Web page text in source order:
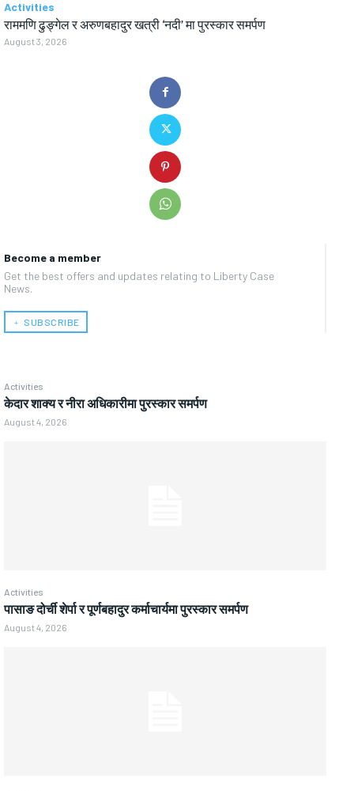
Become a member
Get the best offers and updates relating to Liberty Case
News.
﹢ SUBSCRIBE
Activities
केदार शाक्य र नीरा अधिकारीमा पुरस्कार समर्पण
August 4, 2026
Activities
पासाङ दोर्ची शेर्पा र पूर्णबहादुर कर्माचार्यमा पुरस्कार समर्पण
August 4, 2026
Activities
राममणि ढुङ्गेल र अरुणबहादुर खत्री ‘नदी’ मा पुरस्कार समर्पण
August 3, 2026